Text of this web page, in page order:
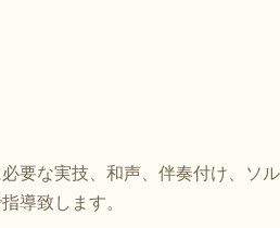
要な実技、和声、伴奏付け、ソル
導致します。